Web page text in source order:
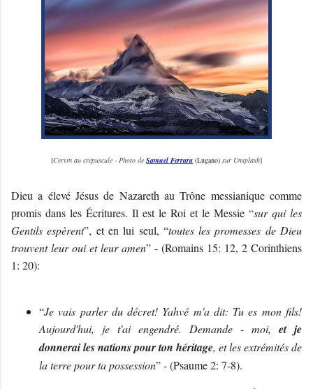
[Cervin au crépuscule - Photo de Samuel Ferrara (Lugano) sur Unsplash]
Dieu a élevé Jésus de Nazareth au Trône messianique comme
promis dans les Écritures. Il est le Roi et le Messie “sur qui les
Gentils espèrent”, et en lui seul, “toutes les promesses de Dieu
trouvent leur oui et leur amen” - (Romains 15: 12, 2 Corinthiens
1: 20):
“Je vais parler du décret! Yahvé m'a dit: Tu es mon fils!
Aujourd'hui, je t'ai engendré. Demande - moi, et je
donnerai les nations pour ton héritage, et les extrémités de
la terre pour ta possession” - (Psaume 2: 7-8).